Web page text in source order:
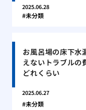
2025.06.28
未分類
お風呂場の床下水
えないトラブルの
どれくらい
2025.06.27
未分類